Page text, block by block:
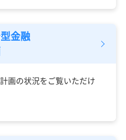
金融
画の状況をご覧いただけ